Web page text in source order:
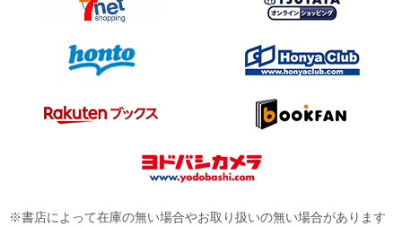
※書店によって在庫の無い場合やお取り扱いの無い場合があります